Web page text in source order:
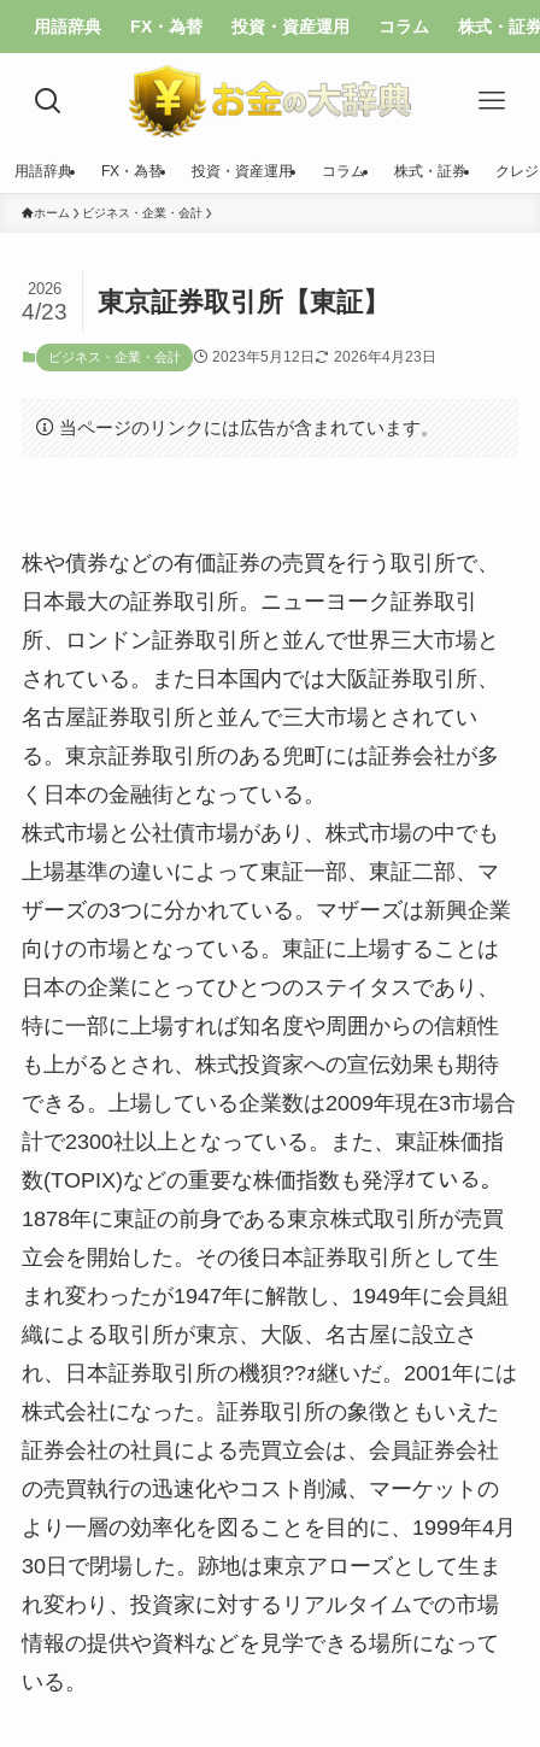
用語辞典 FX・為替 投資・資産運用 コラム 株式・証
用語辞典 FX・為替 投資・資産運用 コラム 株式・証券 クレ
ホーム ビジネス・企業・会計
東京証券取引所【東証】
2026
4/23
ビジネス・企業・会計 2023年5月12日 2026年4月23日
当ページのリンクには広告が含まれています。
株や債券などの有価証券の売買を行う取引所で、
日本最大の証券取引所。ニューヨーク証券取引
所、ロンドン証券取引所と並んで世界三大市場と
されている。また日本国内では大阪証券取引所、
名古屋証券取引所と並んで三大市場とされてい
る。東京証券取引所のある兜町には証券会社が多
く日本の金融街となっている。
株式市場と公社債市場があり、株式市場の中でも
上場基準の違いによって東証一部、東証二部、マ
ザーズの3つに分かれている。マザーズは新興企業
向けの市場となっている。東証に上場することは
日本の企業にとってひとつのステイタスであり、
特に一部に上場すれば知名度や周囲からの信頼性
も上がるとされ、株式投資家への宣伝効果も期待
できる。上場している企業数は2009年現在3市場合
計で2300社以上となっている。また、東証株価指
数(TOPIX)などの重要な株価指数も発浮ｵている。
1878年に東証の前身である東京株式取引所が売買
立会を開始した。その後日本証券取引所として生
まれ変わったが1947年に解散し、1949年に会員組
織による取引所が東京、大阪、名古屋に設立さ
れ、日本証券取引所の機狽??ｫ継いだ。2001年には
株式会社になった。証券取引所の象徴ともいえた
証券会社の社員による売買立会は、会員証券会社
の売買執行の迅速化やコスト削減、マーケットの
より一層の効率化を図ることを目的に、1999年4月
30日で閉場した。跡地は東京アローズとして生ま
れ変わり、投資家に対するリアルタイムでの市場
情報の提供や資料などを見学できる場所になって
いる。